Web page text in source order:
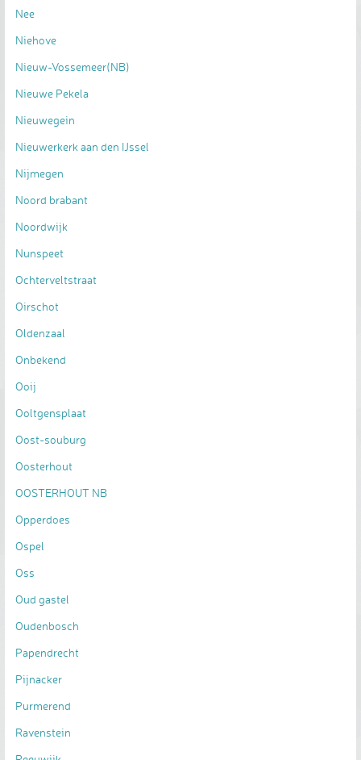
Nee
Niehove
Nieuw-Vossemeer(NB)
Nieuwe Pekela
Nieuwegein
Nieuwerkerk aan den IJssel
Nijmegen
Noord brabant
Noordwijk
Nunspeet
Ochterveltstraat
Oirschot
Oldenzaal
Onbekend
Ooij
Ooltgensplaat
Oost-souburg
Oosterhout
OOSTERHOUT NB
Opperdoes
Ospel
Oss
Oud gastel
Oudenbosch
Papendrecht
Pijnacker
Purmerend
Ravenstein